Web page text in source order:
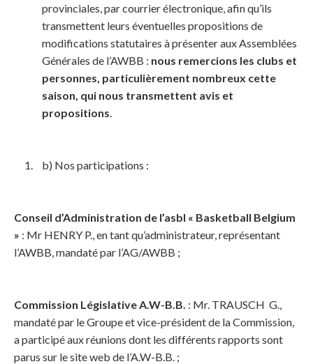
provinciales, par courrier électronique, afin qu’ils
transmettent leurs éventuelles propositions de
modifications statutaires à présenter aux Assemblées
Générales de l’AWBB : nous remercions les clubs et
personnes, particulièrement nombreux cette
saison, qui nous transmettent avis et
propositions.
b) Nos participations :
Conseil d’Administration de l’asbl « Basketball Belgium
» : Mr HENRY P., en tant qu’administrateur, représentant
l’AWBB, mandaté par l’AG/AWBB ;
Commission Législative A.W-B.B. : Mr. TRAUSCH G.,
mandaté par le Groupe et vice-président de la Commission,
a participé aux réunions dont les différents rapports sont
parus sur le site web de l’A.W-B.B. ;